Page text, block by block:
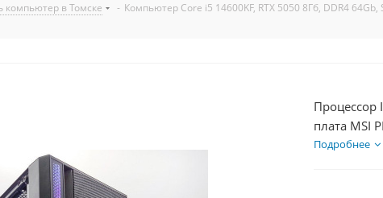
компьютер в Томске - Компьютер Core i5 14600KF, RTX 5050 8Гб, DDR4
Процессор
плата MSI
SSD 500Гб
Подробнее